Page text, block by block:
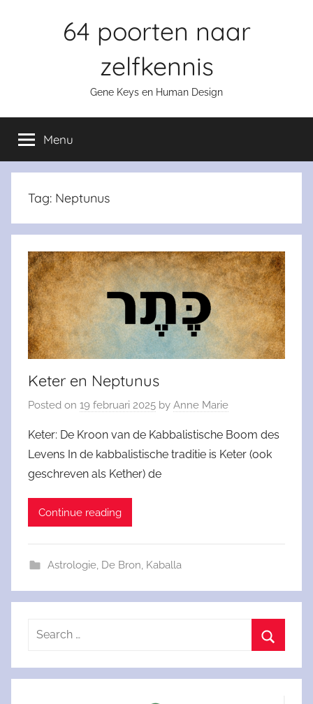
64 poorten naar
zelfkennis
Gene Keys en Human Design
Menu
Tag: Neptunus
Keter en Neptunus
Posted on 19 februari 2025 by Anne Marie
Keter: De Kroon van de Kabbalistische Boom des
Levens In de kabbalistische traditie is Keter (ook
geschreven als Kether) de
Continue reading
Astrologie, De Bron, Kaballa
Search